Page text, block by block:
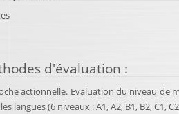
d'évaluation :
actionnelle. Evaluation du niveau de
langues (6 niveaux : A1, A2, B1, B2,